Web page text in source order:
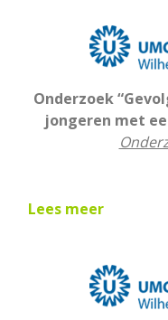
Onderzoek
jongeren met
Lees meer